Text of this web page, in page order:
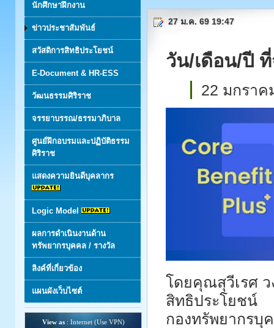
นักศึกษาฝึกงาน
ข่าวประชาสัมพันธ์
สวัสดิการสิทธิประโยชน์
E-Document & HR-ESS
วัฒนธรรมศิริราช
จรรยาบรรณ/ธรรมาภิบาล
ศูนย์ฝึกอบรมและปฏิบัติธรรม
ศิริราช
แสดงความยินดีบุคลากร
Logic Model
ผลการดำเนินงานด้าน
ทรัพยากรบุคคล / รางวัล
ลิงค์ที่เกี่ยวข้อง
แผนผังเว็บไซต์
View as: Internet (Use VPN)
27 ม.ค. 69 19:47
วัน/เดือน/ปี
22 มกราค
โดยคุณสุวีเรศ
สิทธิประโยชน์
กองทรัพยากร